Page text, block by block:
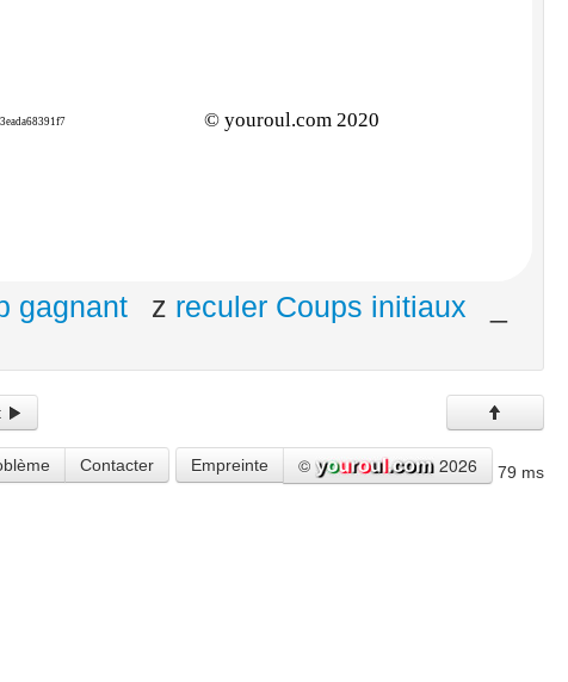
gagnant z reculer Coups initiaux
Contacter Empreinte © 2026 79 ms